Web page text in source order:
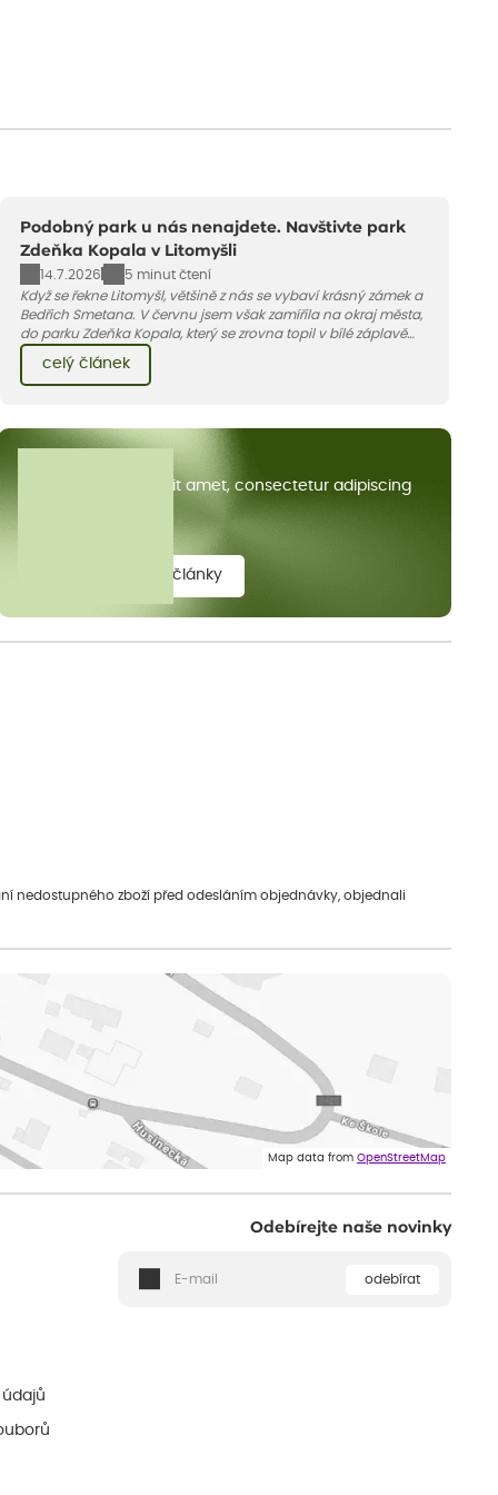
Podobný park u nás nenajdete. Navštivte park
Zdeňka Kopala v Litomyšli
14.7.2026
5 minut čtení
Když se řekne Litomyšl, většině z nás se vybaví krásný zámek a
Bedřich Smetana. V červnu jsem však zamířila na okraj města,
do parku Zdeňka Kopala, který se zrovna topil v bílé záplavě
kvetoucích kopretin. Fotky řeknou víc než slova, přidávám k
nim pár řádků o tom, jak tento jedinečný kus krajiny vznikl.
celý článek
Lorem ipsum dolor sit amet, consectetur adipiscing
zobrazit všechny články
nedostupného zboží před odesláním objednávky, objednali
Map data from OpenStreetMap
Odebírejte naše novinky
odebírat